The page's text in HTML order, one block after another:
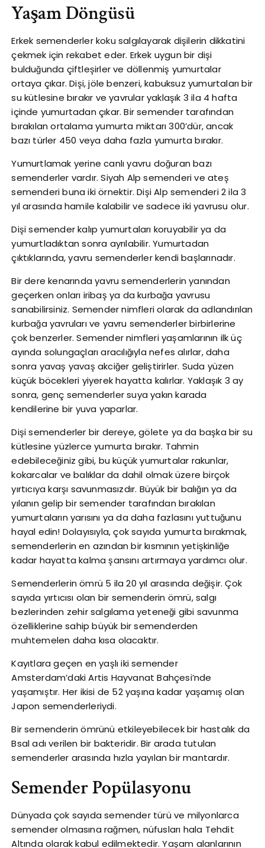
Yaşam Döngüsü
Erkek semenderler koku salgılayarak dişilerin dikkatini
çekmek için rekabet eder. Erkek uygun bir dişi
bulduğunda çiftleşirler ve döllenmiş yumurtalar
ortaya çıkar. Dişi, jöle benzeri, kabuksuz yumurtaları bir
su kütlesine bırakır ve yavrular yaklaşık 3 ila 4 hafta
içinde yumurtadan çıkar. Bir semender tarafından
bırakılan ortalama yumurta miktarı 300’dür, ancak
bazı türler 450 veya daha fazla yumurta bırakır.
Yumurtlamak yerine canlı yavru doğuran bazı
semenderler vardır. Siyah Alp semenderi ve ateş
semenderi buna iki örnektir. Dişi Alp semenderi 2 ila 3
yıl arasında hamile kalabilir ve sadece iki yavrusu olur.
Dişi semender kalıp yumurtaları koruyabilir ya da
yumurtladıktan sonra ayrılabilir. Yumurtadan
çıktıklarında, yavru semenderler kendi başlarınadır.
Bir dere kenarında yavru semenderlerin yanından
geçerken onları iribaş ya da kurbağa yavrusu
sanabilirsiniz. Semender nimfleri olarak da adlandırılan
kurbağa yavruları ve yavru semenderler birbirlerine
çok benzerler. Semender nimfleri yaşamlarının ilk üç
ayında solungaçları aracılığıyla nefes alırlar, daha
sonra yavaş yavaş akciğer geliştirirler. Suda yüzen
küçük böcekleri yiyerek hayatta kalırlar. Yaklaşık 3 ay
sonra, genç semenderler suya yakın karada
kendilerine bir yuva yaparlar.
Dişi semenderler bir dereye, gölete ya da başka bir su
kütlesine yüzlerce yumurta bırakır. Tahmin
edebileceğiniz gibi, bu küçük yumurtalar rakunlar,
kokarcalar ve balıklar da dahil olmak üzere birçok
yırtıcıya karşı savunmasızdır. Büyük bir balığın ya da
yılanın gelip bir semender tarafından bırakılan
yumurtaların yarısını ya da daha fazlasını yuttuğunu
hayal edin! Dolayısıyla, çok sayıda yumurta bırakmak,
semenderlerin en azından bir kısmının yetişkinliğe
kadar hayatta kalma şansını artırmaya yardımcı olur.
Semenderlerin ömrü 5 ila 20 yıl arasında değişir. Çok
sayıda yırtıcısı olan bir semenderin ömrü, salgı
bezlerinden zehir salgılama yeteneği gibi savunma
özelliklerine sahip büyük bir semenderden
muhtemelen daha kısa olacaktır.
Kayıtlara geçen en yaşlı iki semender
Amsterdam’daki Artis Hayvanat Bahçesi’nde
yaşamıştır. Her ikisi de 52 yaşına kadar yaşamış olan
Japon semenderleriydi.
Bir semenderin ömrünü etkileyebilecek bir hastalık da
Bsal adı verilen bir bakteridir. Bir arada tutulan
semenderler arasında hızla yayılan bir mantardır.
Semender Popülasyonu
Dünyada çok sayıda semender türü ve milyonlarca
semender olmasına rağmen, nüfusları hala Tehdit
Altında olarak kabul edilmektedir. Yaşam alanlarının